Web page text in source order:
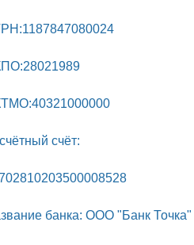
счёт:
банка: ООО "Банк Точка"